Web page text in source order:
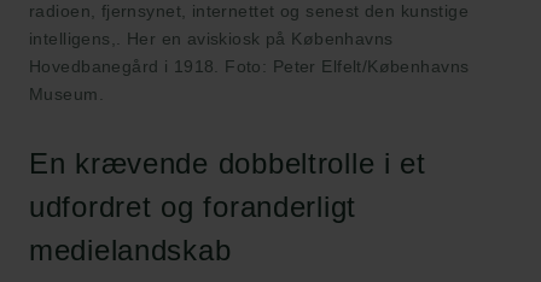
radioen, fjernsynet, internettet og senest den kunstige
intelligens,. Her en aviskiosk på Københavns
Hovedbanegård i 1918. Foto: Peter Elfelt/Københavns
Museum.
En krævende dobbeltrolle i et
udfordret og foranderligt
medielandskab